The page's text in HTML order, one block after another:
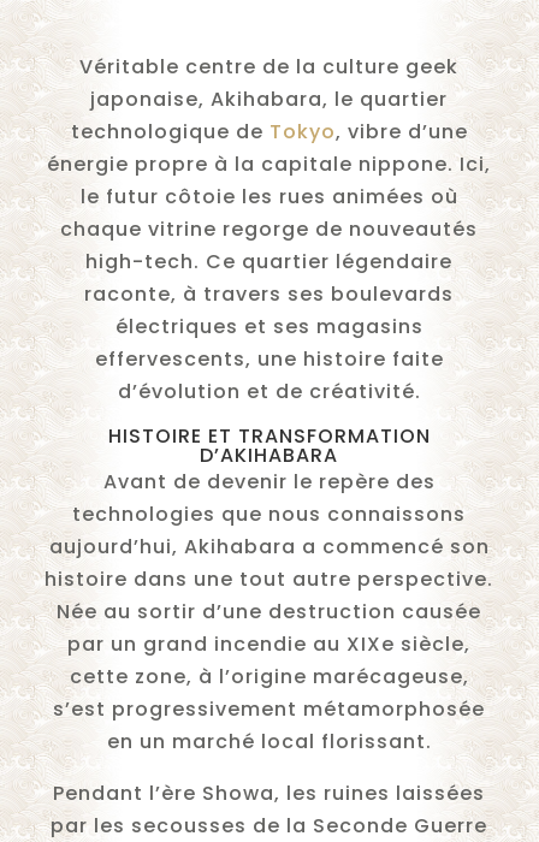
Véritable centre de la culture geek
japonaise, Akihabara, le quartier
technologique de Tokyo, vibre d’une
énergie propre à la capitale nippone. Ici,
le futur côtoie les rues animées où
chaque vitrine regorge de nouveautés
high-tech. Ce quartier légendaire
raconte, à travers ses boulevards
électriques et ses magasins
effervescents, une histoire faite
d’évolution et de créativité.
HISTOIRE ET TRANSFORMATION
D’AKIHABARA
Avant de devenir le repère des
technologies que nous connaissons
aujourd’hui, Akihabara a commencé son
histoire dans une tout autre perspective.
Née au sortir d’une destruction causée
par un grand incendie au XIXe siècle,
cette zone, à l’origine marécageuse,
s’est progressivement métamorphosée
en un marché local florissant.
Pendant l’ère Showa, les ruines laissées
par les secousses de la Seconde Guerre